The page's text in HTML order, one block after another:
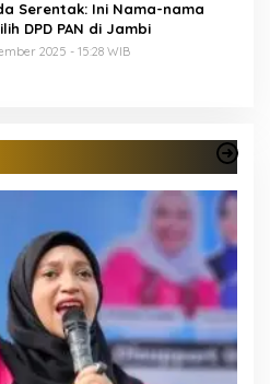
Serentak: Ini Nama-nama
DPD PAN di Jambi
2025 - 15:28 WIB